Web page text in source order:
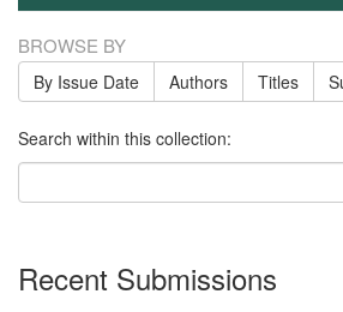
BROWSE BY
By Issue Date Authors Titles
Search within this collection:
Recent Submissions